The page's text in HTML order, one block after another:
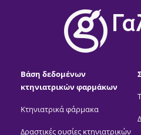
Βάση δεδομένων
κτηνιατρικών φαρμάκων
Κτηνιατρικά φάρμακα
Δραστικές ουσίες κτηνιατρικών